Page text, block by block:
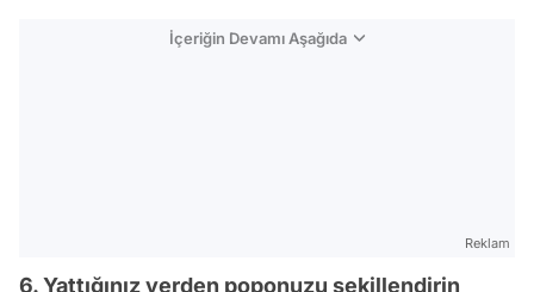
İçeriğin Devamı Aşağıda
Reklam
6. Yattığınız yerden poponuzu şekillendirin